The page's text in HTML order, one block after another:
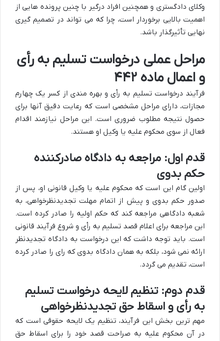
وکلای دادگستری و همچنین افراد درگیر با چنین پرونده هایی از
اهمیت بالایی برخوردار است، چرا که می تواند در تصمیم گیری
نهایی تأثیرگذار باشد.
مراحل عملی درخواست تسلیم به رأی
و اعمال ماده ۴۴۲
فرآیند درخواست تسلیم به رأی و بهره مندی از کسر یک چهارم
مجازات، دارای مراحل مشخصی است که رعایت دقیق آنها برای
حصول نتیجه مطلوب ضروری است. این مراحل نیازمند اقدام
فعال از سوی محکوم علیه یا وکیل او هستند.
قدم اول: مراجعه به دادگاه صادرکننده
حکم بدوی
اولین گام این است که محکوم علیه یا وکیل قانونی او، پس از
صدور حکم بدوی و پیش از اتمام مهلت تجدیدنظرخواهی، به
شعبه دادگاهی مراجعه کند که حکم اولیه را صادر کرده است.
این مراجعه برای اعلام قصد تسلیم به رأی و شروع فرآیند قانونی
است. باید توجه داشت که این درخواست به دادگاه تجدیدنظر
ارائه نمی شود، بلکه به همان دادگاه بدوی که رای را صادر کرده
است، تقدیم می گردد.
قدم دوم: تنظیم لایحه درخواست تسلیم
به رأی و اسقاط حق تجدیدنظرخواهی
مهم ترین بخش این فرآیند، تنظیم یک لایحه حقوقی است که
در آن محکوم علیه به صراحت قصد خود را برای اسقاط حق